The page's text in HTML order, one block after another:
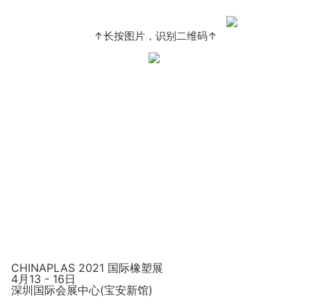
↑长按图片，识别二维码↑
CHINAPLAS 2021 国际橡塑展
4月13 - 16日
深圳国际会展中心(宝安新馆)